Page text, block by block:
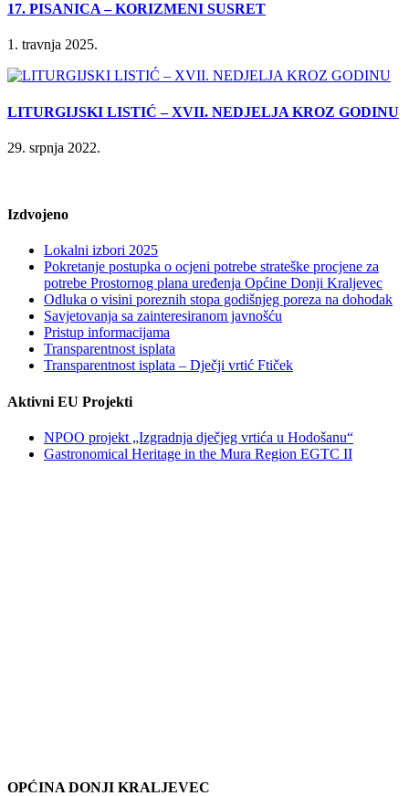
17. PISANICA – KORIZMENI SUSRET
1. travnja 2025.
LITURGIJSKI LISTIĆ – XVII. NEDJELJA KROZ GODINU
29. srpnja 2022.
Izdvojeno
Lokalni izbori 2025
Pokretanje postupka o ocjeni potrebe strateške procjene za
potrebe Prostornog plana uređenja Općine Donji Kraljevec
Odluka o visini poreznih stopa godišnjeg poreza na dohodak
Savjetovanja sa zainteresiranom javnošću
Pristup informacijama
Transparentnost isplata
Transparentnost isplata – Dječji vrtić Ftiček
Aktivni EU Projekti
NPOO projekt „Izgradnja dječjeg vrtića u Hodošanu“
Gastronomical Heritage in the Mura Region EGTC II
OPĆINA DONJI KRALJEVEC